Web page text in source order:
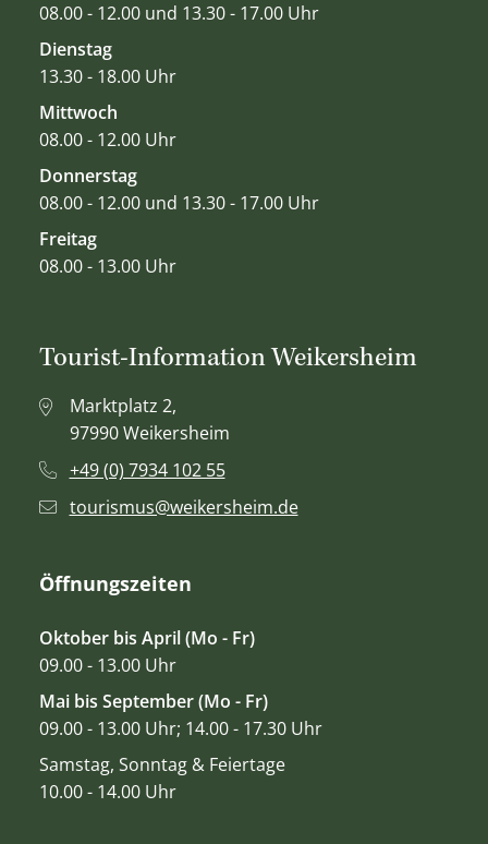
08.00 - 12.00 und 13.30 - 17.00 Uhr
Dienstag
13.30 - 18.00 Uhr
Mittwoch
08.00 - 12.00 Uhr
Donnerstag
08.00 - 12.00 und 13.30 - 17.00 Uhr
Freitag
08.00 - 13.00 Uhr
Tourist-Information Weikersheim
Marktplatz 2,
97990 Weikersheim
+49 (0) 7934 102 55
tourismus@weikersheim.de
Öffnungszeiten
Oktober bis April (Mo - Fr)
09.00 - 13.00 Uhr
Mai bis September (Mo - Fr)
09.00 - 13.00 Uhr; 14.00 - 17.30 Uhr
Samstag, Sonntag & Feiertage
10.00 - 14.00 Uhr